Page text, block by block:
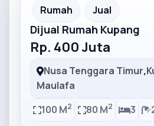
Partner Ad
Rumah Jual
Dijual Rumah Kupang
Rp. 400 Juta
Nusa Tenggara Timur,
Maulafa
100 M2 80 M2 3